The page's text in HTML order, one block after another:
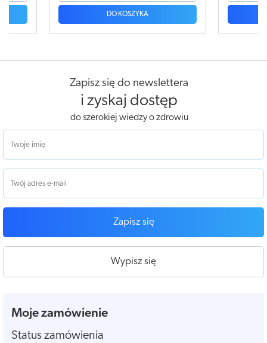
DO KOSZYKA
Zapisz się do newslettera
i zyskaj dostęp
do szerokiej wiedzy o zdrowiu
Zapisz się
Wypisz się
Moje zamówienie
Status zamówienia